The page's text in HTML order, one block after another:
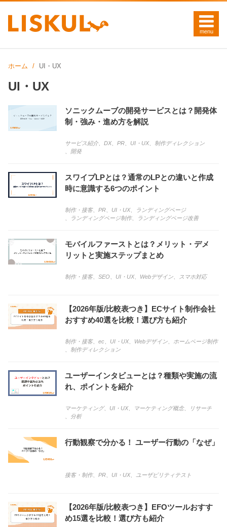
ホーム UI・UX
UI・UX
ソニックムーブの開発サービスとは？開発体
制・強み・進め方を解説
サービス紹介、 DX、 PR UI・UX、 制作ディレクション
開発
スワイプLPとは？通常のLPとの違いと作成
時に意識する6つのポイント
制作・接客、 PR UI・UX、
ランディングページ
ランディングページ制作、 ランディングページ改善
モバイルファーストとは？メリット・デメ
リットと実施ステップまとめ
制作・接客、 SEO UI・UX、 Webデザイン スマホ対応
【2026年版/比較表つき】ECサイト制作会社
おすすめ40選を比較！選び方も紹介
制作・接客、 ec UI・UX、 Webデザイン
ホームページ制作
制作ディレクション
ユーザーインタビューとは？種類や実施の流
れ、ポイントを紹介
マーケティング、 UI・UX、 マーケティング概念、
リサーチ
分析
行動観察で分かる！ ユーザー行動の「なぜ」
接客・制作、 PR UI・UX、 ユーザビリティテスト
【2026年版/比較表つき】EFOツールおすす
め15選を比較！選び方も紹介